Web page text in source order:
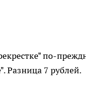
по-
Разница 7 рублей.